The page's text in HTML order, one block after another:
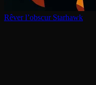
Rêver l’obscur Starhawk